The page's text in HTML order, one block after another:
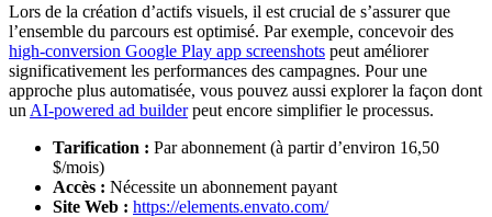
Lors de la création d’actifs visuels, il est crucial de s’assurer que
l’ensemble du parcours est optimisé. Par exemple, concevoir des
high-conversion Google Play app screenshots peut améliorer
significativement les performances des campagnes. Pour une
approche plus automatisée, vous pouvez aussi explorer la façon dont
un AI-powered ad builderpeut encore simplifier le processus.
Tarification : Par abonnement (à partir d’environ 16,50
$/mois)
Accès : Nécessite un abonnement payant
Site Web : https://elements.envato.com/